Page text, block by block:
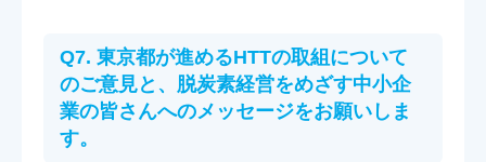
Q7. 東京都が進めるHTTの取組について
のご意見と、脱炭素経営をめざす中小企
業の皆さんへのメッセージをお願いしま
す。